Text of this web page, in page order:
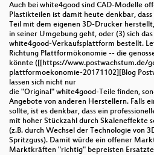
Auch bei white4good sind CAD-Modelle
Plastikteilen ist damit heute denkbar, dass
Teil mit dem eigenen 3D-Drucker
in seiner Umgebung geht, oder (3) sich
white4good-Verkaufsplattform bestellt.
Richtung Plattformökonomie -- die
könnte ([[https://www.postwachstum.de/
plattformoekonomie-20171102][Blog
lassen sich nicht nur
die "Original" white4good-Teile finden,
Angebote von anderen Herstellern. Falls
sollte, ist es denkbar, dass ein
mit hoher Stückzahl durch Skaleneffekte
(z.B. durch Wechsel der Technologie von
Spritzguss). Damit würde ein offener
Marktkräften "richtig" bepreisten